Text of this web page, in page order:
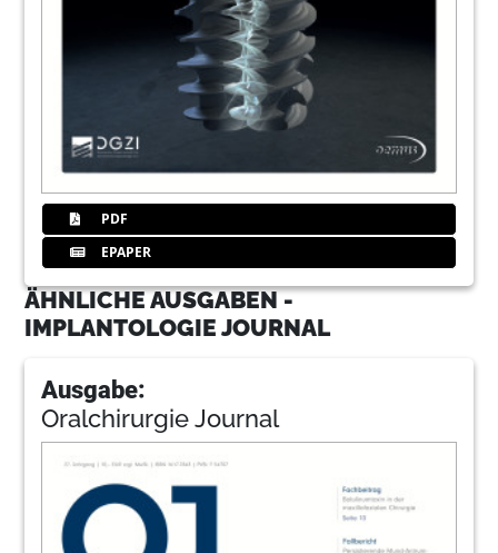
PDF
EPAPER
ÄHNLICHE AUSGABEN -
IMPLANTOLOGIE JOURNAL
Ausgabe:
Oralchirurgie Journal